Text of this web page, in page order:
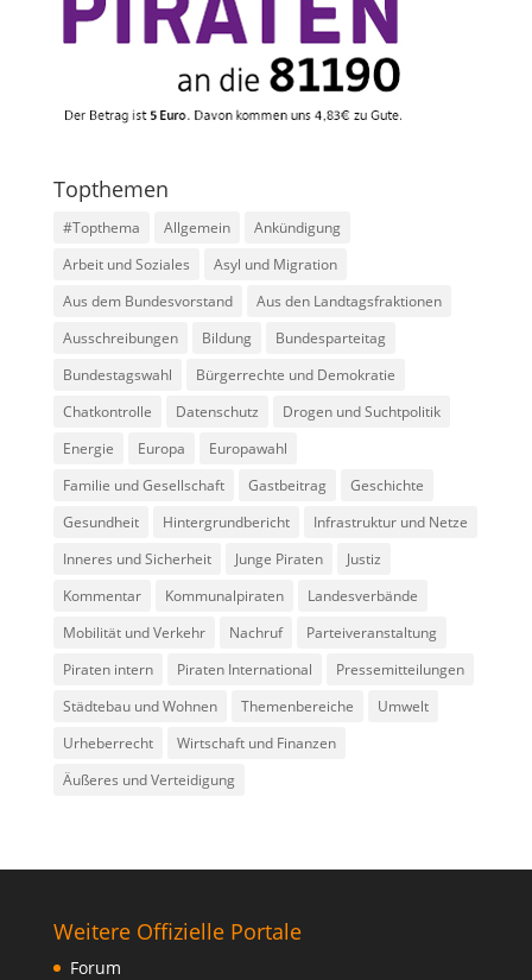
Topthemen
#Topthema Allgemein
Ankündigung
Arbeit und Soziales
Asyl und Migration
Aus dem Bundesvorstand
Aus den Landtagsfraktionen
Ausschreibungen
Bildung
Bundesparteitag
Bundestagswahl
Bürgerrechte und Demokratie
Chatkontrolle
Datenschutz
Drogen und Suchtpolitik
Energie
Europa
Europawahl
Familie und Gesellschaft
Gastbeitrag
Geschichte
Gesundheit
Hintergrundbericht
Infrastruktur und Netze
Inneres und Sicherheit
Junge Piraten
Justiz
Kommentar
Kommunalpiraten
Landesverbände
Mobilität und Verkehr
Nachruf
Parteiveranstaltung
Piraten intern
Piraten International
Pressemitteilungen
Städtebau und Wohnen
Themenbereiche
Umwelt
Urheberrecht
Wirtschaft und Finanzen
Äußeres und Verteidigung
Weitere Offizielle Portale
Forum